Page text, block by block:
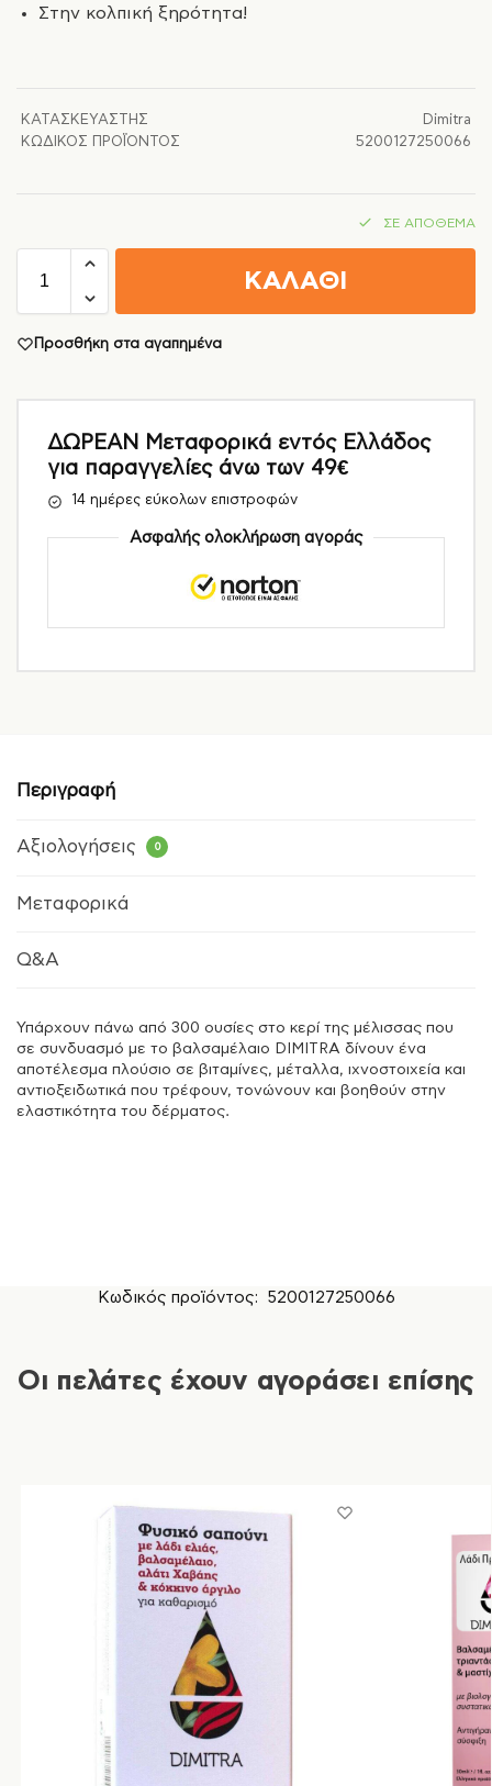
Στην κολπική ξηρότητα!
ΚΑΤΑΣΚΕΥΑΣΤΉΣ
Dimitra
ΚΩΔΙΚΌΣ ΠΡΟΪΌΝΤΟΣ
5200127250066
ΣΕ ΑΠΌΘΕΜΑ
ΚΑΛΑΘΙ
Προσθήκη στα αγαπημένα
ΔΩΡΕΑΝ Μεταφορικά εντός Ελλάδος
για παραγγελίες άνω των 49€
14 ημέρες εύκολων επιστροφών
Ασφαλής ολοκλήρωση αγοράς
Περιγραφή
Αξιολογήσεις 0
Μεταφορικά
Q&A
Υπάρχουν πάνω από 300 ουσίες στο κερί της μέλισσας που
σε συνδυασμό με το βαλσαμέλαιο DIMITRA δίνουν ένα
αποτέλεσμα πλούσιο σε βιταμίνες, μέταλλα, ιχνοστοιχεία και
αντιοξειδωτικά που τρέφουν, τονώνουν και βοηθούν στην
ελαστικότητα του δέρματος.
Κωδικός προϊόντος: 5200127250066
Οι πελάτες έχουν αγοράσει επίσης